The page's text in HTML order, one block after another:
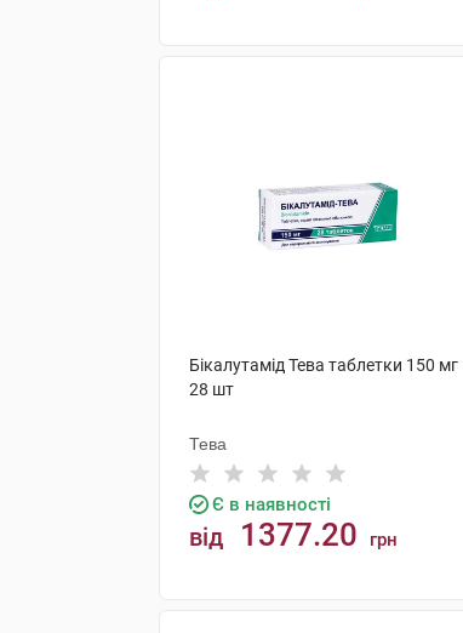
Бікалутамід Тева таблетки 150 мг
28 шт
Тева
Є в наявності
від 1377.20 грн